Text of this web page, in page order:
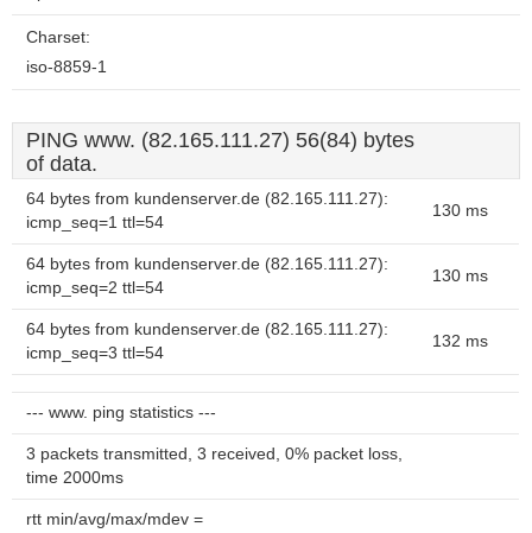
Charset:
iso-8859-1
PING www. (82.165.111.27) 56(84) bytes
of data.
64 bytes from kundenserver.de (82.165.111.27):
icmp_seq=1 ttl=54
130 ms
64 bytes from kundenserver.de (82.165.111.27):
icmp_seq=2 ttl=54
130 ms
64 bytes from kundenserver.de (82.165.111.27):
icmp_seq=3 ttl=54
132 ms
--- www. ping statistics ---
3 packets transmitted, 3 received, 0% packet loss,
time 2000ms
rtt min/avg/max/mdev =